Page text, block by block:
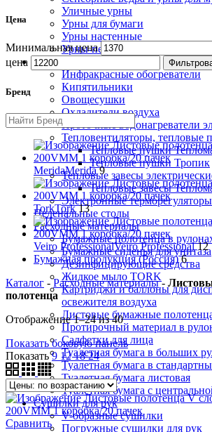
Уличные урны
Урны для бумаги
Урны настенные
Урны-пепельницы
Климатическая техника
Инфракрасные обогреватели
Кипятильники
Овощесушки
Охладители воздуха
Проточные водонагреватели
Тепловентиляторы, тепловые
Тепловые пушки
Тепловые пушки Тропик
Тепловые завесы
Тепловые завесы
Электронные терморегуляторы
Пеленальные столы
Расходные материалы
Бумажные полотенца в
Бумажные сиденья для унитаза
Дезинфицирующие средства
Жидкое мыло TORK
Картриджи и баллоны для
освежителя воздуха
Листовые бумажные
Протирочный материал в
Салфетки для лица
Туалетная бумага в больших
Туалетная бумага в
Туалетная бумага листовая
Туалетная бумага с
Сушилки для рук
V-образные сушилки
Погружные сушилки для рук
Цена
Минимальная цена
цена
Бренд
MeridaMerida 9
TorkTork 13
Veiro ProfessionalVeiro Professional 12
Бумажная продукция (Россия) 6
Каталог -Расходные материалы-
полотенца
Отображение 1–24 из 40
Показать боковую панель
Показать9 121824
Сравнить